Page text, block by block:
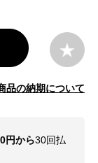
品の納期について
円から30回払